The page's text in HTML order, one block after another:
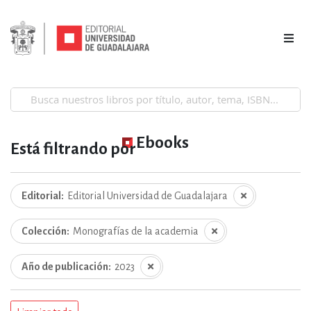
Ebooks
Está filtrando por
Editorial Editorial Universidad de Guadalajara
Colección Monografías de la academia
Año de publicación 2023